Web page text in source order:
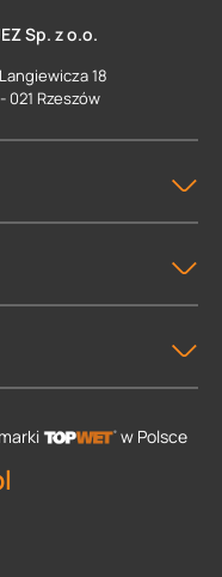
Sp. z o.o.
18
021 Rzeszów
marki w Polsce